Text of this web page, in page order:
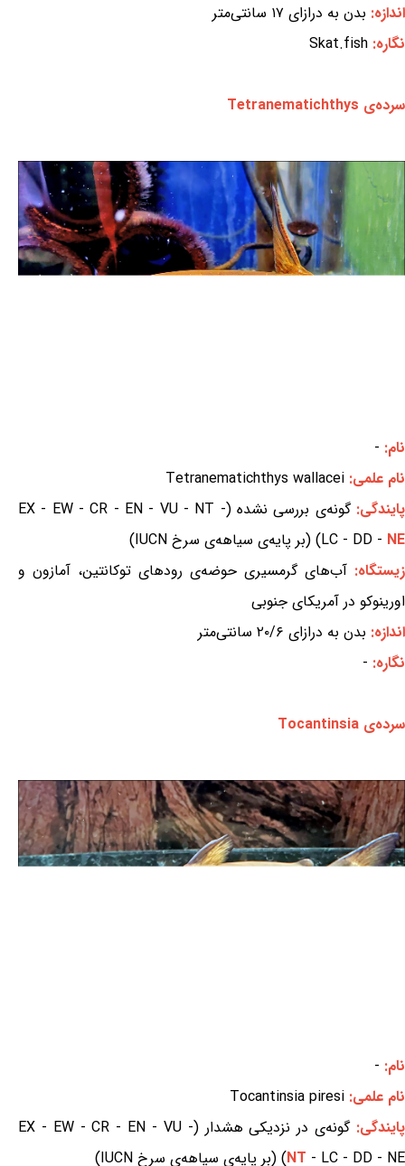
اندازه: بدن به درازای ۱۷ سانتی‌متر
نگاره: Skat.fish
سرده‌ی Tetranematichthys
نام: -
نام علمی: Tetranematichthys wallacei
پایندگی:
گونه‌ی بررسی نشده (EX - EW - CR - EN - VU - NT -
LC - DD - NE
) (بر پایه‌ی سیاهه‌ی سرخ IUCN)
زیستگاه: آب‌های گرمسیری حوضه‌ی رودهای توکانتین، آمازون و
اورینوکو در آمریکای جنوبی
اندازه: بدن به درازای ۲۰/۶ سانتی‌متر
نگاره: -
سرده‌ی Tocantinsia
نام: -
نام علمی: Tocantinsia piresi
پایندگی:گونه‌ی در نزدیکی هشدار (EX - EW - CR - EN - VU -
NT - LC - DD - NE) (بر پایه‌ی سیاهه‌ی سرخ IUCN)